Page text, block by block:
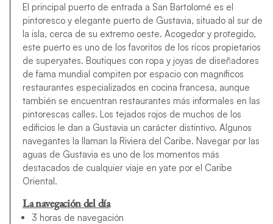
El principal puerto de entrada a San Bartolomé es el
pintoresco y elegante puerto de Gustavia, situado al sur de
la isla, cerca de su extremo oeste. Acogedor y protegido,
este puerto es uno de los favoritos de los ricos propietarios
de superyates. Boutiques con ropa y joyas de diseñadores
de fama mundial compiten por espacio con magníficos
restaurantes especializados en cocina francesa, aunque
también se encuentran restaurantes más informales en las
pintorescas calles. Los tejados rojos de muchos de los
edificios le dan a Gustavia un carácter distintivo. Algunos
navegantes la llaman la Riviera del Caribe. Navegar por las
aguas de Gustavia es uno de los momentos más
destacados de cualquier viaje en yate por el Caribe
Oriental.
La navegación del día
3 horas de navegación